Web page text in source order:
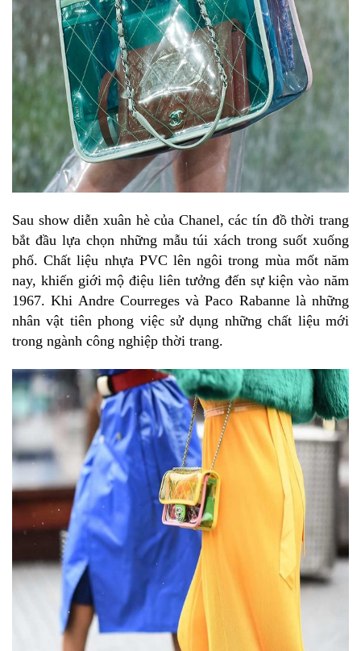
Sau show diễn xuân hè của Chanel, các tín đồ thời trang
bắt đầu lựa chọn những mẫu túi xách trong suốt xuống
phố. Chất liệu nhựa PVC lên ngôi trong mùa mốt năm
nay, khiến giới mộ điệu liên tưởng đến sự kiện vào năm
1967. Khi Andre Courreges và Paco Rabanne là những
nhân vật tiên phong việc sử dụng những chất liệu mới
trong ngành công nghiệp thời trang.